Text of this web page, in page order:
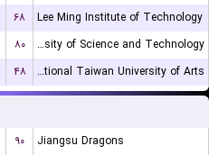
۶۸
Lee Ming Institute of Technology
۸۰
Chien Hsin University of Science and Technology
۴۸ National Taiwan University of Arts
۹۰
Jiangsu Dragons